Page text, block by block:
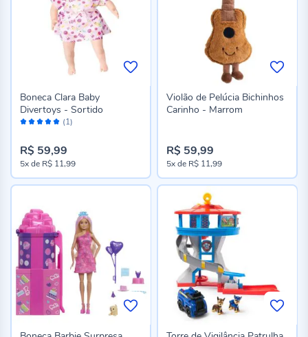
Avaliação: (1)
Boneca Clara Baby
Divertoys - Sortido
R$ 59,99
5xde R$ 11,99
Violão de Pelúcia Bichinhos
Carinho - Marrom
R$ 59,99
5xde R$ 11,99